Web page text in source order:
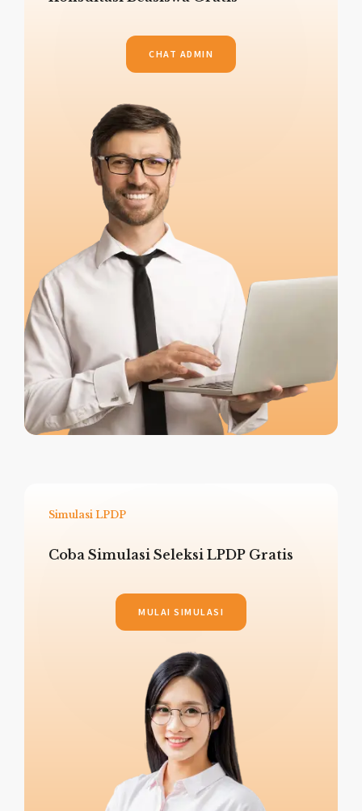
CHAT ADMIN
Simulasi LPDP
Coba Simulasi Seleksi LPDP Gratis
MULAI SIMULASI